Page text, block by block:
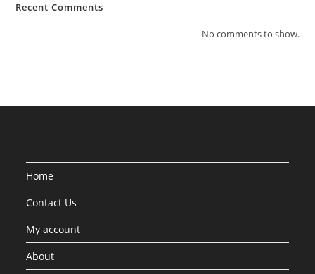
Recent Comments
No comments to show.
Home
Contact Us
My account
About